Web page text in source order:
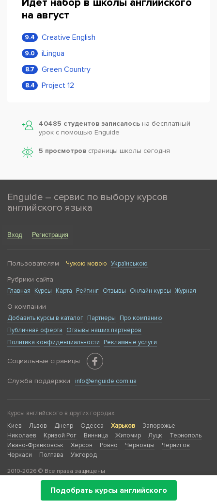
на август
9.4 Creative English
9.0 iLingua
8.7 Green Country
8.4 Project 12
40485 студентов записалось на бесплатный
урок с помощью Enguide
5 просмотров страницы школы сегодня
Подобрать курсы английского
Enguide – сервис по выбору курсов
английского языка
Вход Регистрация
Пользователям Чужою мовою Українською
Рубрики сайта
Главная Курсы Карта Рейтинг Отзывы Онлайн курсы Журнал
О компании
Добавить курсы в каталог Партнеры
Про компанию
Публичная оферта
Отзывы наших партнеров
Политика конфиденциальности
Рекламные услуги
Социальные страницы
Служба поддержки info@enguide.com.ua
Курсы английского в других городах:
Киев
Львов Днепр Одесса Харьков
Запорожье
Николаев
Кривой Рог Винница Житомир Луцк
Тернополь
Ивано-Франковськ
Херсон Ровно Черновцы
Чернигов
Черкаси
Полтава Ужгород
2010-2026 © Все права защищены